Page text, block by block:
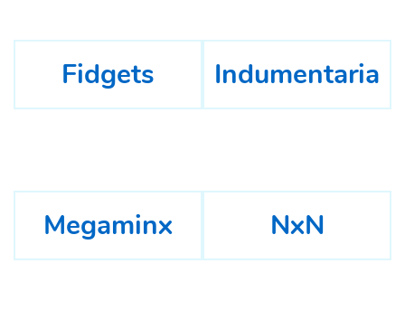
Fidgets Indumentaria
Megaminx NxN